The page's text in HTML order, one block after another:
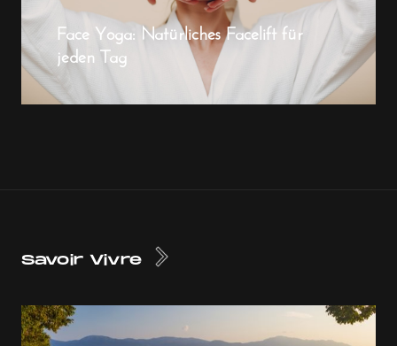
Face Yoga: Natürliches Facelift für
jeden Tag
Savoir Vivre